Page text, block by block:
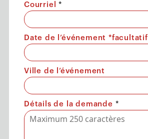
Courriel*
Date de l’événement *facultatif
Ville de l’événement
Détails de la demande *